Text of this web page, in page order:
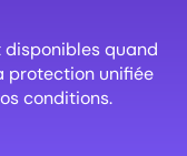
disponibles quand
protection unifiée
conditions.